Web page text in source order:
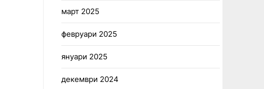
март 2025
февруари 2025
януари 2025
декември 2024